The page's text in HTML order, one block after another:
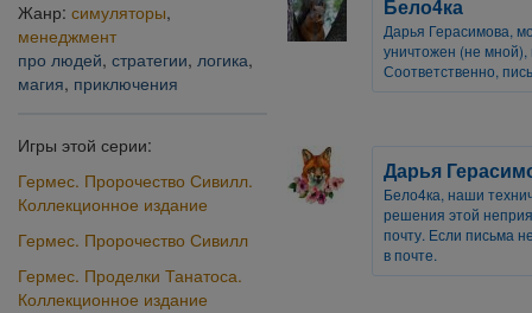
Жанр: симуляторы,
менеджмент
про людей, стратегии, логика,
магия, приключения
Игры этой серии:
Гермес. Пророчество Сивилл.
Коллекционное издание
Гермес. Пророчество Сивилл
Гермес. Проделки Танатоса.
Коллекционное издание
Бело4ка
Дарья Герасимова,
уничтожен (не мной),
Соответственно,
Дарья
Бело4ка, наши
решения этой
почту. Если письма
в почте.